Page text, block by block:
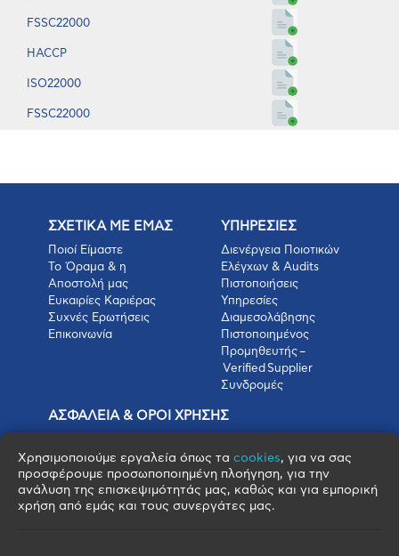
FSSC22000
HACCP
ISO22000
FSSC22000
ΣΧΕΤΙΚΑ ΜΕ ΕΜΑΣ
Ποιοί Είμαστε
Το Όραμα & η
Αποστολή μας
Ευκαιρίες Καριέρας
Συχνές Ερωτήσεις
Επικοινωνία
ΥΠΗΡΕΣΙΕΣ
Διενέργεια Ποιοτικών
Ελέγχων & Audits
Πιστοποιήσεις
Υπηρεσίες
Διαμεσολάβησης
Πιστοποιημένος
Προμηθευτής –
Verified Supplier
Συνδρομές
ΑΣΦΑΛΕΙΑ & ΟΡΟΙ ΧΡΗΣΗΣ
Όροι Χρήσης
Όροι Πώλησης
Όροι Αγοράς
Πολιτική Cookies
Χρησιμοποιούμε εργαλεία όπως τα cookies, για να σας
προσφέρουμε προσωποποιημένη πλοήγηση, για την
ανάλυση της επισκεψιμότητάς μας, καθώς και για εμπορική
χρήση από εμάς και τους συνεργάτες μας.